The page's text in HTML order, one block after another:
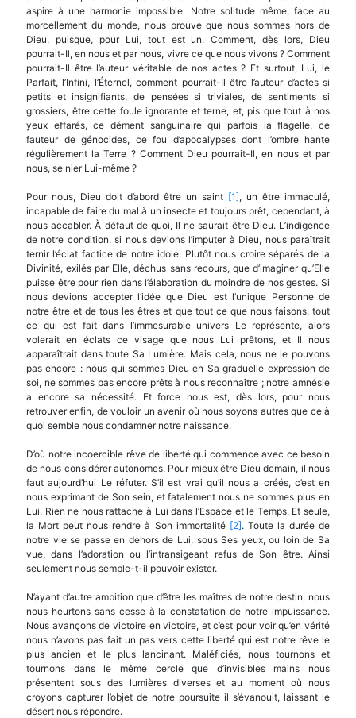
aspire à une harmonie impossible. Notre solitude même, face au
morcellement du monde, nous prouve que nous sommes hors de
Dieu, puisque, pour Lui, tout est un. Comment, dès lors, Dieu
pourrait-Il, en nous et par nous, vivre ce que nous vivons ? Com­ment
pourrait-Il être l’auteur véritable de nos actes ? Et surtout, Lui, le
Parfait, l’Infini, l’Éternel, com­ment pourrait-Il être l’auteur d’actes si
petits et insignifiants, de pensées si triviales, de sentiments si
grossiers, être cette foule ignorante et terne, et, pis que tout à nos
yeux effarés, ce dément sanguinaire qui parfois la flagelle, ce
fauteur de génocides, ce fou d’apocalypses dont l’ombre hante
régulièrement la Terre ? Comment Dieu pourrait-Il, en nous et par
nous, se nier Lui-même ?
Pour nous, Dieu doit d’abord être un saint [1], un être immaculé,
incapable de faire du mal à un insecte et toujours prêt, cependant, à
nous accabler. À dé­faut de quoi, Il ne saurait être Dieu. L’indigence
de notre condition, si nous devions l’imputer à Dieu, nous paraîtrait
ternir l’éclat factice de notre idole. Plutôt nous croire séparés de la
Divinité, exilés par Elle, déchus sans recours, que d’imaginer qu’Elle
puisse être pour rien dans l’élaboration du moindre de nos gestes. Si
nous devions accepter l’idée que Dieu est l’unique Personne de
notre être et de tous les êtres et que tout ce que nous faisons, tout
ce qui est fait dans l’immesurable univers Le représente, alors
volerait en éclats ce visage que nous Lui prê­tons, et Il nous
apparaîtrait dans toute Sa Lumière. Mais cela, nous ne le pouvons
pas encore : nous qui sommes Dieu en Sa graduelle expression de
soi, ne sommes pas encore prêts à nous reconnaître ; notre amnésie
a encore sa nécessité. Et force nous est, dès lors, pour nous
retrouver enfin, de vouloir un avenir où nous soyons autres que ce à
quoi semble nous condamner notre naissance.
D’où notre incoercible rêve de liberté qui com­mence avec ce besoin
de nous considérer autonomes. Pour mieux être Dieu demain, il nous
faut aujour­d’hui Le réfuter. S’il est vrai qu’il nous a créés, c’est en
nous exprimant de Son sein, et fatalement nous ne sommes plus en
Lui. Rien ne nous rattache à Lui dans l’Espace et le Temps. Et seule,
la Mort peut nous rendre à Son immortalité [2]. Toute la durée de
notre vie se passe en dehors de Lui, sous Ses yeux, ou loin de Sa
vue, dans l’adoration ou l’intransi­geant refus de Son être. Ainsi
seulement nous semble-t-il pouvoir exister.
N’ayant d’autre ambition que d’être les maîtres de notre destin, nous
nous heurtons sans cesse à la constatation de notre impuissance.
Nous avançons de victoire en victoire, et c’est pour voir qu’en vérité
nous n’avons pas fait un pas vers cette liberté qui est notre rêve le
plus ancien et le plus lancinant. Maléficiés, nous tournons et
tournons dans le même cercle que d’invisibles mains nous
présentent sous des lumières diverses et au moment où nous
croyons capturer l’objet de notre poursuite il s’évanouit, laissant le
désert nous répondre.